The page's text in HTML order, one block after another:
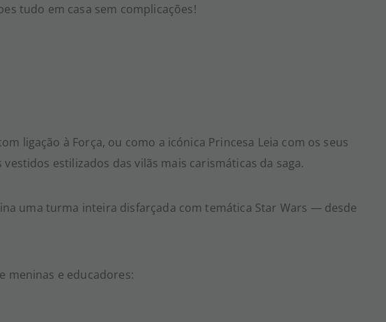
tudo em casa sem complicações!
ligação à Força, ou como a icónica Princesa Leia com os seus
estilizados das vilãs mais carismáticas da saga.
uma turma inteira disfarçada com temática Star Wars — desde
meninas e educadores: